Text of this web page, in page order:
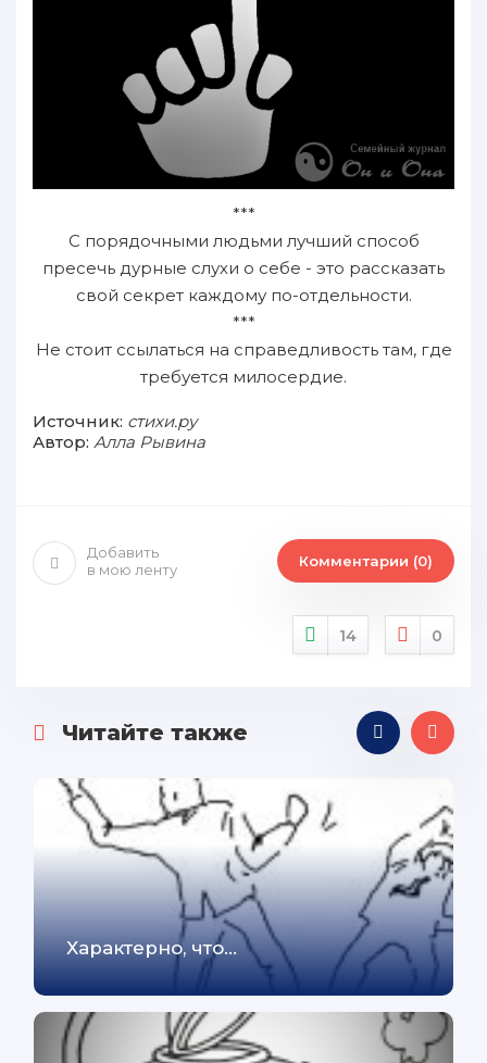
***
С порядочными людьми лучший способ
пресечь дурные слухи о себе - это рассказать
свой секрет каждому по-отдельности.
***
Не стоит ссылаться на справедливость там, где
требуется милосердие.
Источник: стихи.ру
Автор: Алла Рывина
Добавить
в мою ленту
Комментарии (0)
14 0
Читайте также
Характерно, что...